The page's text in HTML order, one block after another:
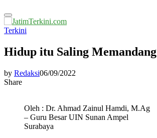
Primary
Menu
Terkini
Hidup itu Saling Memandang
by Redaksi06/09/2022
Share
Oleh : Dr. Ahmad Zainul Hamdi, M.Ag
– Guru Besar UIN Sunan Ampel
Surabaya